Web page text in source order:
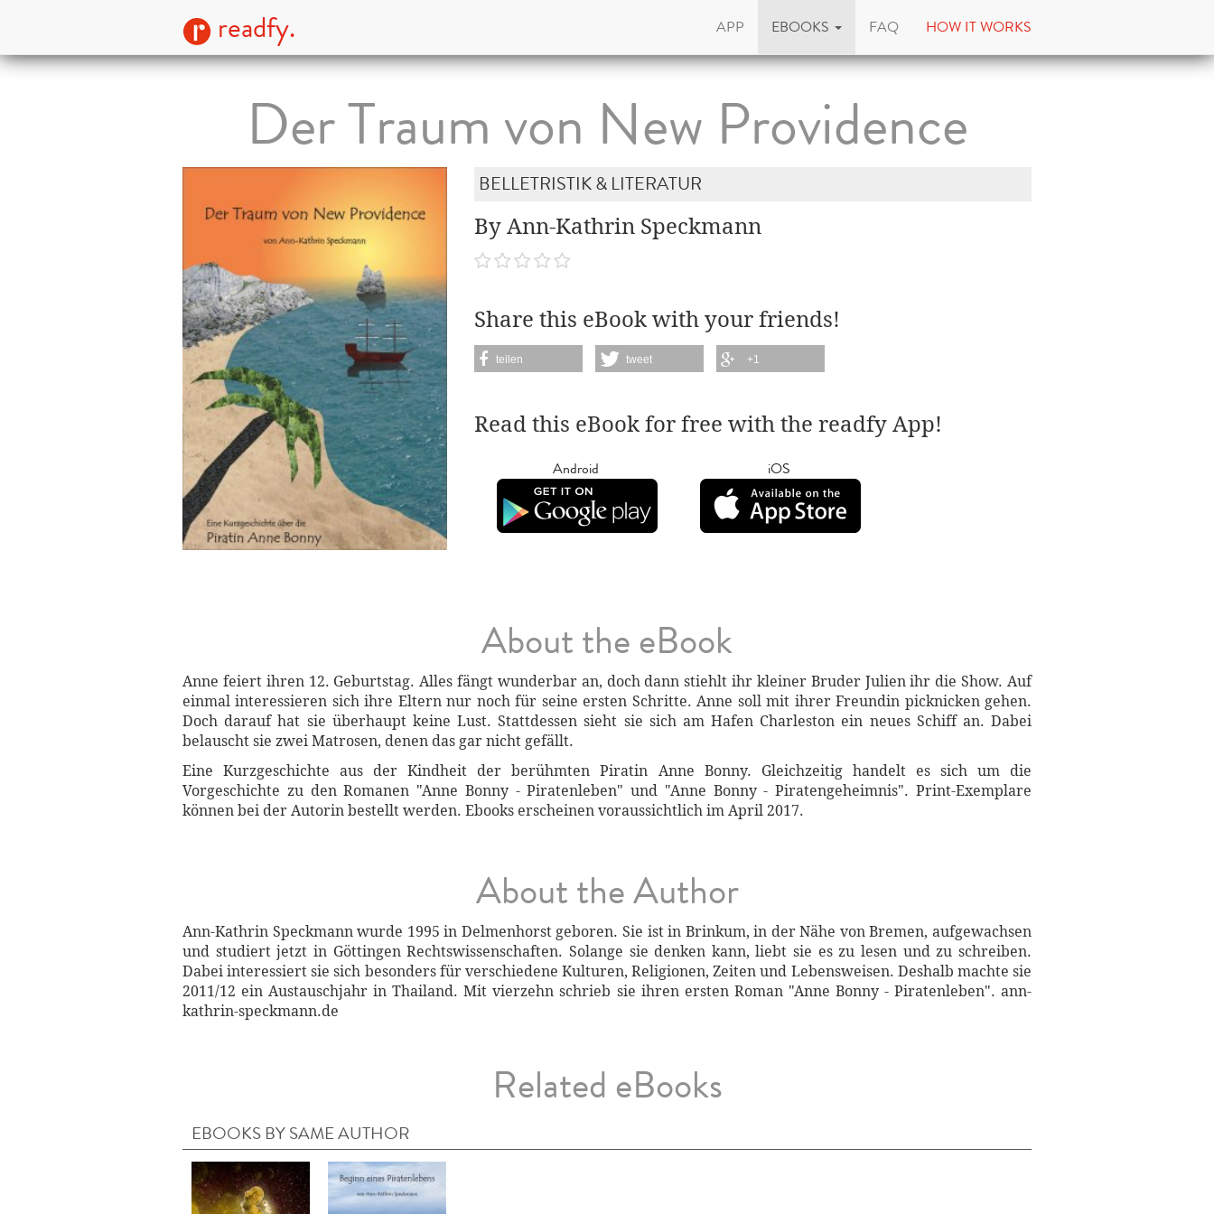
readfy. APP EBOOKS FAQ HOW IT WORKS
Der Traum von New Providence
BELLETRISTIK & LITERATUR
By Ann-Kathrin Speckmann
Share this eBook with your friends!
teilen tweet +1
Read this eBook for free with the readfy App!
Android iOS
About the eBook
Anne feiert ihren 12. Geburtstag. Alles fängt wunderbar an, doch dann stiehlt ihr kleiner Bruder Julien ihr die Show. Auf
einmal interessieren sich ihre Eltern nur noch für seine ersten Schritte. Anne soll mit ihrer Freundin picknicken gehen.
Doch darauf hat sie überhaupt keine Lust. Stattdessen sieht sie sich am Hafen Charleston ein neues Schiff an. Dabei
belauscht sie zwei Matrosen, denen das gar nicht gefällt.
Eine Kurzgeschichte aus der Kindheit der berühmten Piratin Anne Bonny. Gleichzeitig handelt es sich um die
Vorgeschichte zu den Romanen "Anne Bonny - Piratenleben" und "Anne Bonny - Piratengeheimnis". Print-Exemplare
können bei der Autorin bestellt werden. Ebooks erscheinen voraussichtlich im April 2017.
About the Author
Ann-Kathrin Speckmann wurde 1995 in Delmenhorst geboren. Sie ist in Brinkum, in der Nähe von Bremen, aufgewachsen
und studiert jetzt in Göttingen Rechtswissenschaften. Solange sie denken kann, liebt sie es zu lesen und zu schreiben.
Dabei interessiert sie sich besonders für verschiedene Kulturen, Religionen, Zeiten und Lebensweisen. Deshalb machte sie
2011/12 ein Austauschjahr in Thailand. Mit vierzehn schrieb sie ihren ersten Roman "Anne Bonny - Piratenleben". ann-
kathrin-speckmann.de
Related eBooks
EBOOKS BY SAME AUTHOR